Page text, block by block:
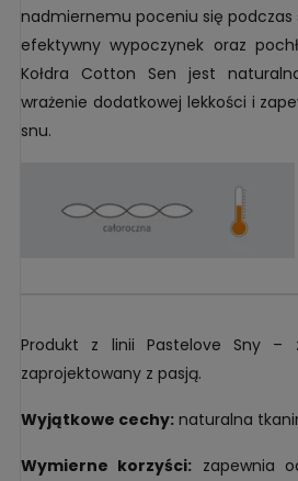
nadmiernemu poceniu się podczas
efektywny wypoczynek oraz
Kołdra Cotton Sen jest
wrażenie dodatkowej lekkości i
snu.
Produkt z linii Pastelove Sny –
zaprojektowany z pasją.
Wyjątkowe cechy: naturalna
Wymierne korzyści: zapewnia